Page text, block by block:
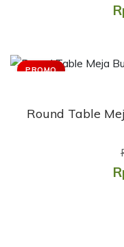
PROMO
Round Table